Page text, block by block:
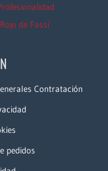
de Fassi
Contratación
pedidos